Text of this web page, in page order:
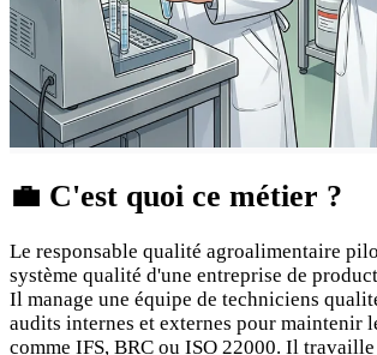
💼 C'est quoi ce métier ?
Le responsable qualité agroalimentaire
système qualité d'une entreprise de
Il manage une équipe de techniciens
audits internes et externes pour maintenir
comme IFS, BRC ou ISO 22000. Il